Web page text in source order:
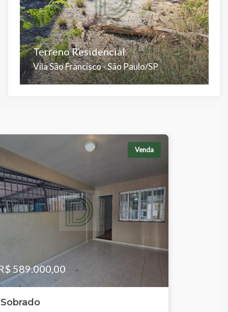
Terreno Residencial
Vila São Francisco - São Paulo/SP
Venda
589.000,00
Sobrado